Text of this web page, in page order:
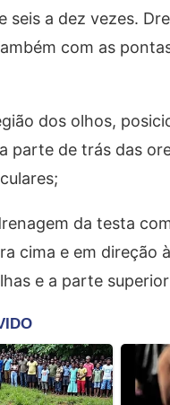
seis a dez vezes.
com as
dos olhos,
parte de trás das
da testa
cima e em direção
e a parte